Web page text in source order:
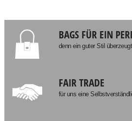
BAGS FÜR EIN
denn ein guter Stil
FAIR TRADE
für uns eine